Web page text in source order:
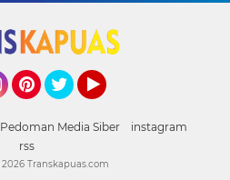
Pedoman Media Siber
instagram
rss
2026 Transkapuas.com